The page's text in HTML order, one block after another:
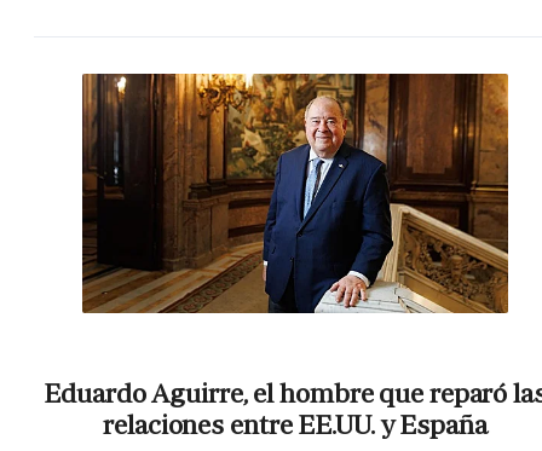
Eduardo Aguirre, el hombre que reparó
relaciones entre EE.UU. y España